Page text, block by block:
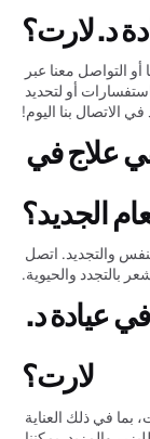
د. لارت؟
في الاتصال بنا اليوم!
الجديد؟
بالتجدد والحيوية.
لارت؟